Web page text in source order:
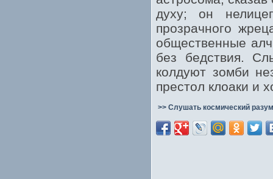
духу; он
прозрачного
общественные
без бедствия.
колдуют зомби
престол клоаки и
>> Слушать космический